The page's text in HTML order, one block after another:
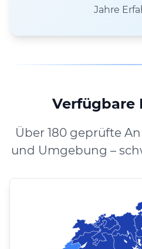
Jahre
Verfügbare
Über 180 geprüfte
und Umgebung –